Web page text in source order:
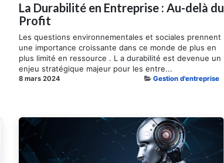
La Durabilité en Entreprise : Au-delà du
Profit
Les questions environnementales et sociales prennent
une importance croissante dans ce monde de plus en
plus limité en ressource . L a durabilité est devenue un
enjeu stratégique majeur pour les entre...
8 mars 2024 Gestion d'entreprise